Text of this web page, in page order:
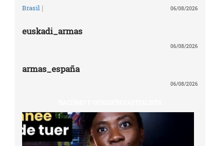
Brasil | 06/08/2026
euskadi_armas
06/08/2026
armas_españa
06/08/2026